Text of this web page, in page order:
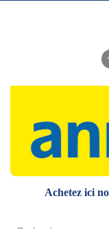
Achetez ici